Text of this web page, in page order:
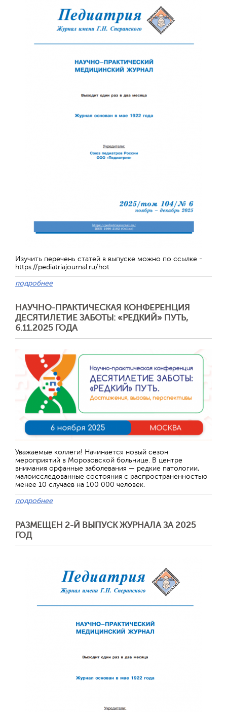
Изучить перечень статей в выпуске можно по ссылке -
https://pediatriajournal.ru/hot
подробнее
НАУЧНО-ПРАКТИЧЕСКАЯ КОНФЕРЕНЦИЯ
ДЕСЯТИЛЕТИЕ ЗАБОТЫ: «РЕДКИЙ» ПУТЬ,
6.11.2025 ГОДА
Уважаемые коллеги! Начинается новый сезон
мероприятий в Морозовской больнице. В центре
внимания орфанные заболевания — редкие патологии,
малоисследованные состояния с распространенностью
менее 10 случаев на 100 000 человек.
подробнее
РАЗМЕЩЕН 2-Й ВЫПУСК ЖУРНАЛА ЗА 2025
ГОД